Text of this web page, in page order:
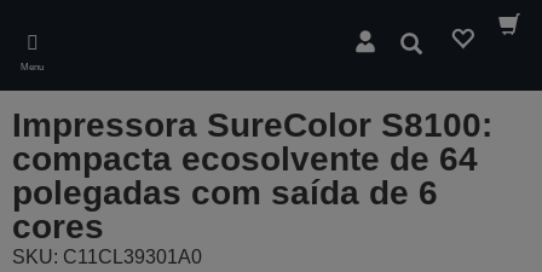
main
content
Menu
Pesquisar
Impressora SureColor S8100:
compacta ecosolvente de 64
polegadas com saída de 6
cores
SKU: C11CL39301A0